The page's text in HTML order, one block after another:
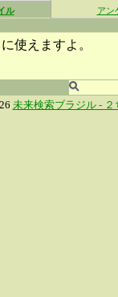
ル アン
使えますよ。
未来検索ブラジル -